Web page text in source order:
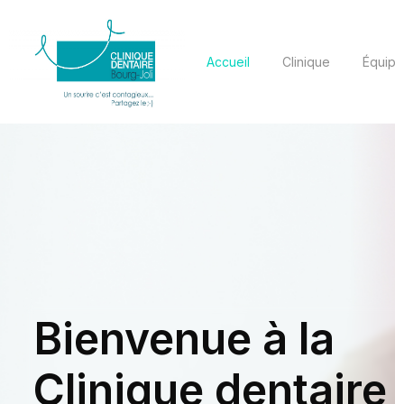
Accueil Clinique
Bienvenue à la
Clinique dentaire